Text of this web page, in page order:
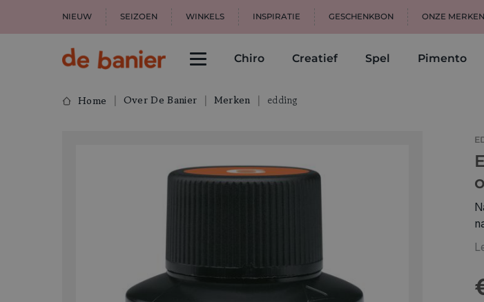
NIEUW SEIZOEN WINKELS INSPIRATIE GESCHENKBON ONZE MERKEN
Chiro Creatief Spel Pimento
Home Over De Banier Merken edding